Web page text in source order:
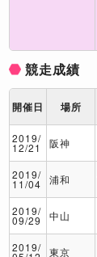
競走成績
開催日 場所
2019/
12/21 阪神
2019/
11/04 浦和
2019/
09/29 中山
2019/ 東京